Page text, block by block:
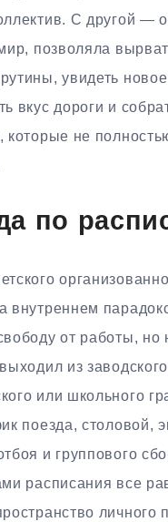
С другой —
позволяла
увидеть
вкус дороги и
которые не
по
внутреннем
от работы, но
из
или школьного
поезда, столовой,
и группового
расписания все
личного